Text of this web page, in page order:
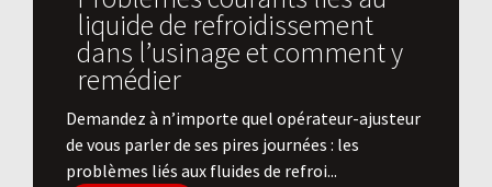
liquide de refroidissement
dans l’usinage et comment y
remédier
Demandez à n’importe quel opérateur-ajusteur
de vous parler de ses pires journées : les
problèmes liés aux fluides de refroi...